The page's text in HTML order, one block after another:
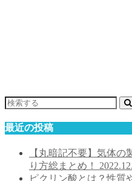
最近の投稿
【丸暗記不要】気体
り方総まとめ！
ピクリン酸とは？性質